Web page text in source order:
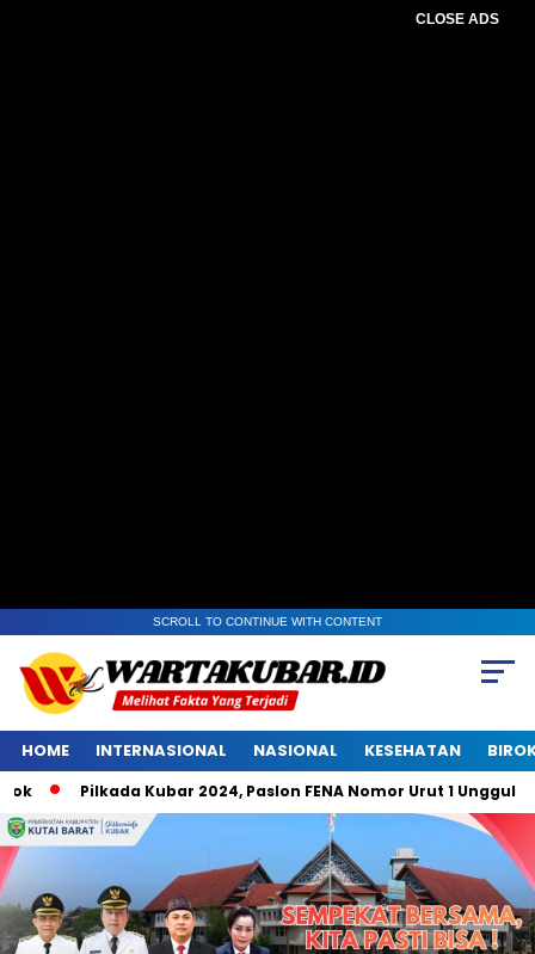
CLOSE ADS
SCROLL TO CONTINUE WITH CONTENT
HOME INTERNASIONAL NASIONAL KESEHATAN
Pilkada Kubar 2024, Paslon FENA Nomor Urut 1 Unggul di